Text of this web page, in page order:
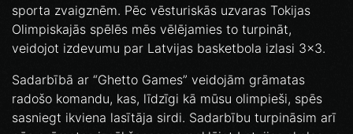
sporta zvaigznēm. Pēc vēsturiskās uzvaras Tokijas
Olimpiskajās spēlēs mēs vēlējamies to turpināt,
veidojot izdevumu par Latvijas basketbola izlasi 3x3.
Sadarbībā ar “Ghetto Games” veidojām grāmatas
radošo komandu, kas, līdzīgi kā mūsu olimpieši, spēs
sasniegt ikviena lasītāja sirdi. Sadarbību turpināsim arī